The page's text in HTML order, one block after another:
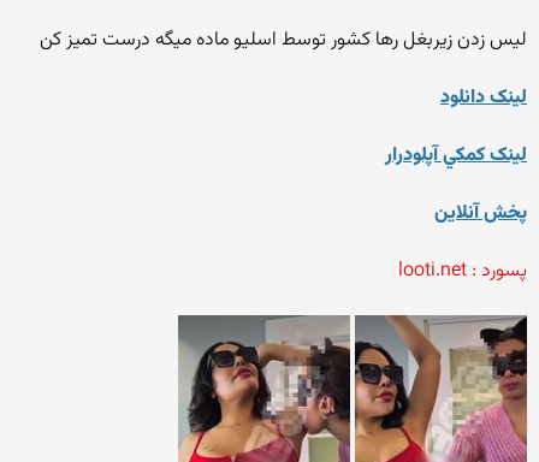
لیس زدن زیربغل رها کشور توسط اسلیو ماده میگه درست تمیز کن
لينک دانلود
لينک کمکي آپلودرار
پخش آنلاين
پسورد : looti.net